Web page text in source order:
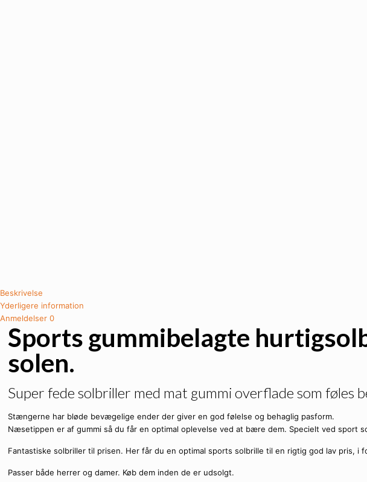
Beskrivelse
Yderligere information
Anmeldelser 0
Sports gummibelagte
solen.
Super fede solbriller med mat gummi overflade som
Stængerne har bløde bevægelige ender der giver en god følelse og behaglig pasform.
Næsetippen er af gummi så du får en optimal oplevelse ved at bære dem. Specielt ved sport
Fantastiske solbriller til prisen. Her får du en optimal sports solbrille til en rigtig god lav pris,
Passer både herrer og damer. Køb dem inden de er udsolgt.